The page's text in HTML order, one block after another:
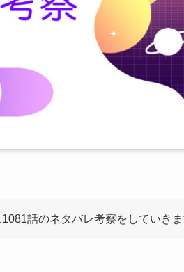
話のネタバレ考察をしていきま